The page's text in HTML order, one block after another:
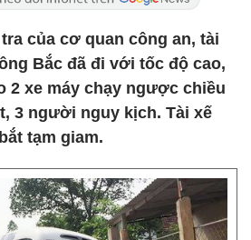
của cơ quan công an, tài
Bắc đã đi với tốc độ cao,
2 xe máy chạy ngược chiều
3 người nguy kịch. Tài xế
tạm giam.